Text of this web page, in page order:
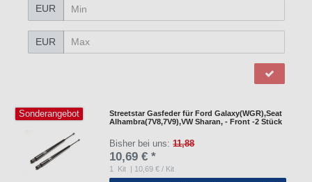
EUR
EUR
Sonderangebot
Streetstar Gasfeder für Ford Galaxy(WGR),Seat
Alhambra(7V8,7V9),VW Sharan, - Front -2 Stück
Bisher bei uns:11,88
10,69 € *
1 Kit | 10,69 € / Kit